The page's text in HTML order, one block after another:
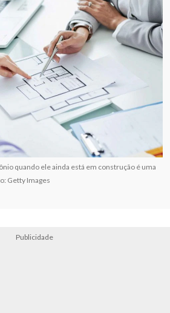
quando ele ainda está em construção é uma
Getty Images
Publicidade